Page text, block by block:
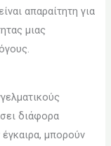
απαραίτητη για
μιας
διάφορα
μπορούν